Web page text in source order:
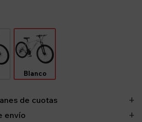
Blanco
de cuotas
envío